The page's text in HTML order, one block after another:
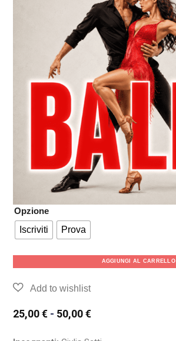
Opzione
Iscriviti
Prova
AGGIUNGI AL CARRELLO
25,00€ - 50,00€